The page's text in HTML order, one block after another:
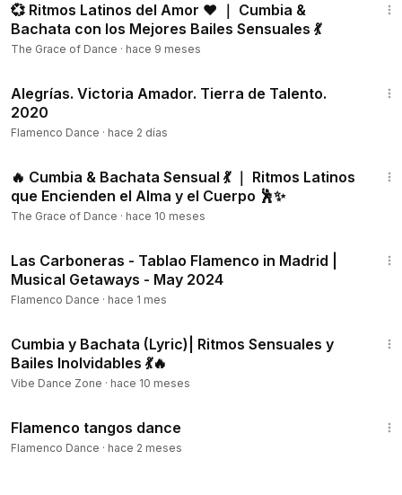
💞 Ritmos Latinos del Amor ❤️ ｜ Cumbia &
Bachata con los Mejores Bailes Sensuales 💃
The Grace of Dance · hace 9 meses
Alegrías. Victoria Amador. Tierra de Talento.
2020
Flamenco Dance · hace 2 días
🔥 Cumbia & Bachata Sensual 💃 ｜ Ritmos Latinos
que Encienden el Alma y el Cuerpo 🕺✨
The Grace of Dance · hace 10 meses
Las Carboneras - Tablao Flamenco in Madrid |
Musical Getaways - May 2024
Flamenco Dance · hace 1 mes
Cumbia y Bachata (Lyric)| Ritmos Sensuales y
Bailes Inolvidables 💃🔥
Vibe Dance Zone · hace 10 meses
Flamenco tangos dance
Flamenco Dance · hace 2 meses